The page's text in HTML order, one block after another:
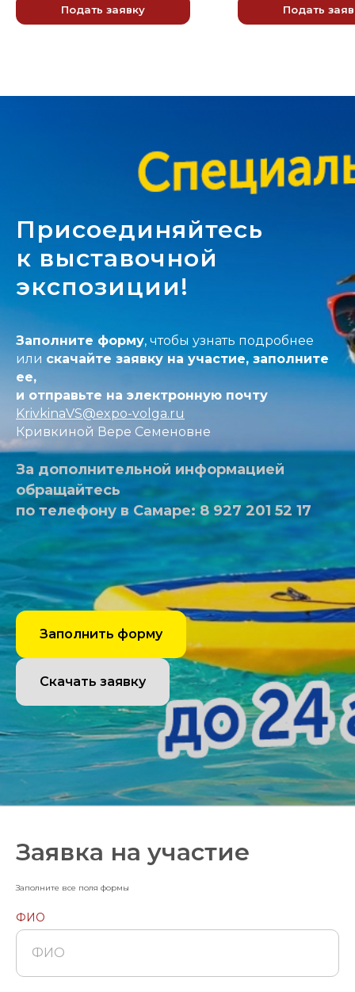
Подать заявку Подать
Присоединяйтесь
к выставочной
экспозиции!
Заполните форму, чтобы узнать подробнее
или скачайте заявку на участие, заполните
ее,
и отправьте на электронную почту
KrivkinaVS@expo-volga.ru
Кривкиной Вере Семеновне
За дополнительной информацией
обращайтесь
по телефону в Самаре: 8 927 201 52 17
Заполнить форму
Скачать заявку
Заявка на участие
Заполните все поля формы
ФИО
ФИО